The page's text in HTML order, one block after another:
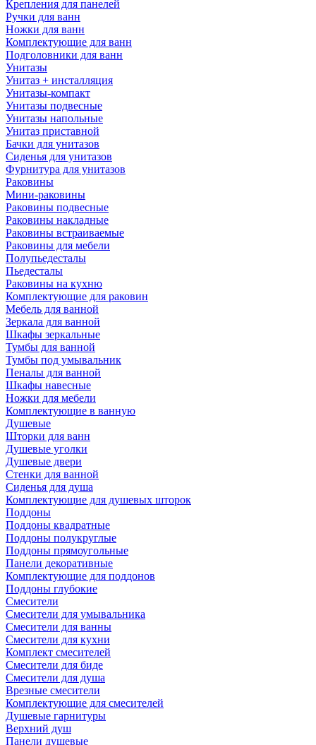
Крепления для панелей
Ручки для ванн
Ножки для ванн
Комплектующие для ванн
Подголовники для ванн
Унитазы
Унитаз + инсталляция
Унитазы-компакт
Унитазы подвесные
Унитазы напольные
Унитаз приставной
Бачки для унитазов
Сиденья для унитазов
Фурнитура для унитазов
Раковины
Мини-раковины
Раковины подвесные
Раковины накладные
Раковины встраиваемые
Раковины для мебели
Полупьедесталы
Пьедесталы
Раковины на кухню
Комплектующие для раковин
Мебель для ванной
Зеркала для ванной
Шкафы зеркальные
Тумбы для ванной
Тумбы под умывальник
Пеналы для ванной
Шкафы навесные
Ножки для мебели
Комплектующие в ванную
Душевые
Шторки для ванн
Душевые уголки
Душевые двери
Стенки для ванной
Сиденья для душа
Комплектующие для душевых шторок
Поддоны
Поддоны квадратные
Поддоны полукруглые
Поддоны прямоугольные
Панели декоративные
Комплектующие для поддонов
Поддоны глубокие
Смесители
Смесители для умывальника
Смесители для ванны
Смесители для кухни
Комплект смесителей
Смесители для биде
Смесители для душа
Врезные смесители
Комплектующие для смесителей
Душевые гарнитуры
Верхний душ
Панели душевые